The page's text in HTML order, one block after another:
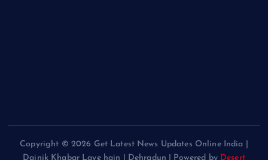
Copyright © 2026 Get Latest News Updates Online India |
Dainik Khabar Laye hain | Dehradun | Powered by Desert